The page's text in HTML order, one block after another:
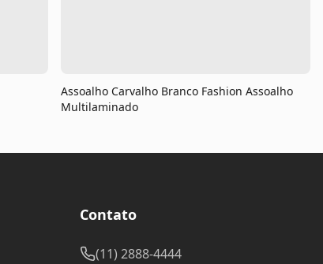
Assoalho Carvalho Branco Fashion Assoalho
Multilaminado
Contato
(11) 2888-4444